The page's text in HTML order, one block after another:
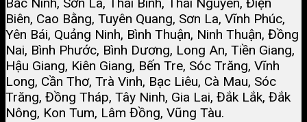
Bắc Ninh, Sơn La, Thái Bình, Thái Nguyên, Điện
Biên, Cao Bằng, Tuyên Quang, Sơn La, Vĩnh Phúc,
Yên Bái, Quảng Ninh, Bình Thuận, Ninh Thuận, Đồng
Nai, Bình Phước, Bình Dương, Long An, Tiền Giang,
Hậu Giang, Kiên Giang, Bến Tre, Sóc Trăng, Vĩnh
Long, Cần Thơ, Trà Vinh, Bạc Liêu, Cà Mau, Sóc
Trăng, Đồng Tháp, Tây Ninh, Gia Lai, Đắk Lắk, Đắk
Nông, Kon Tum, Lâm Đồng, Vũng Tàu.